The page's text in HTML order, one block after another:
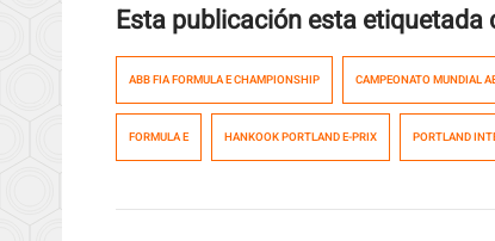
Esta publicación esta etiquetada
ABB FIA FORMULA E CHAMPIONSHIP CAMPEONATO MUNDIAL
FORMULA E HANKOOK PORTLAND E-PRIX PORTLAND